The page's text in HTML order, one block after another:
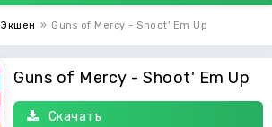
Экшен » Guns of Mercy - Shoot' Em Up
Guns of Mercy - Shoot' Em Up
Скачать